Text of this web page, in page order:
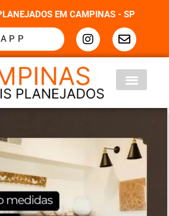
EM CAMPINAS - SP